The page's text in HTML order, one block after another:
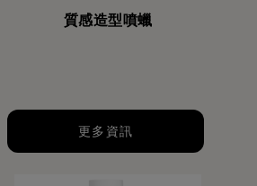
質感造型噴蠟
更多資訊